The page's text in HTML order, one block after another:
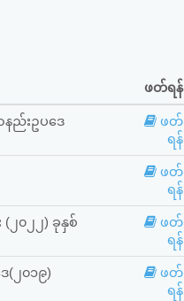
ဖတ်ရန်
နည်းဥပဒေ
ဖတ်
ရန်
ဖတ်
ရန်
(၂၀၂၂) ခုနှစ်
ဖတ်
ရန်
(၂၀၁၉)
ဖတ်
ရန်